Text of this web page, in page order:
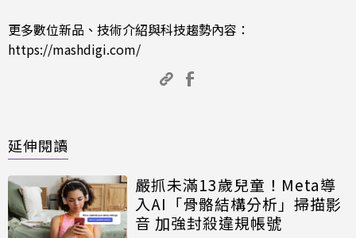
更多數位新品、技術介紹與科技趨勢內容：
https://mashdigi.com/
延伸閱讀
嚴抓未滿13歲兒童！Meta導
入AI「骨骼結構分析」掃描影
音 加強封殺違規帳號